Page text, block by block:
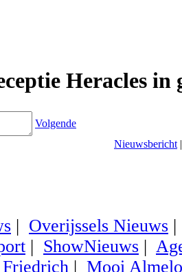
Heracles in
Volgende
Nieuwsbericht
| Overijssels Nieuws
| ShowNieuws |
Friedrich| Mooi Almelo